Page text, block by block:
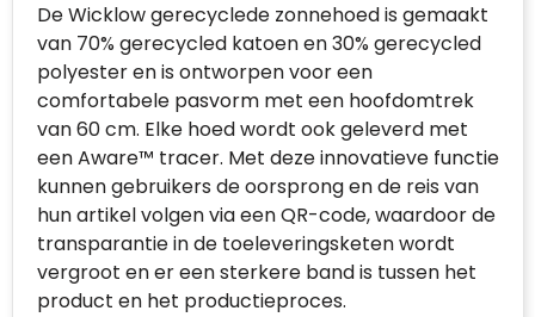
De Wicklow gerecyclede zonnehoed is gemaakt
van 70% gerecycled katoen en 30% gerecycled
polyester en is ontworpen voor een
comfortabele pasvorm met een hoofdomtrek
van 60 cm. Elke hoed wordt ook geleverd met
een Aware™ tracer. Met deze innovatieve functie
kunnen gebruikers de oorsprong en de reis van
hun artikel volgen via een QR-code, waardoor de
transparantie in de toeleveringsketen wordt
vergroot en er een sterkere band is tussen het
product en het productieproces.